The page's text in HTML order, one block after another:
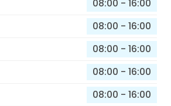
08:00 - 16:00
08:00 - 16:00
08:00 - 16:00
08:00 - 16:00
08:00 - 16:00